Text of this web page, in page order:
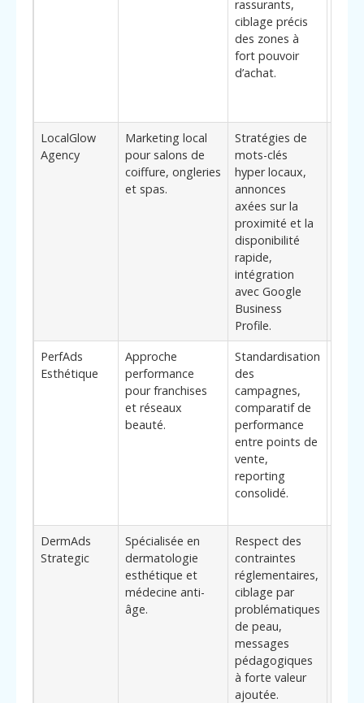
rassurants,
ciblage précis
des zones à
fort pouvoir
d’achat.
LocalGlow
Agency
Marketing local
pour salons de
coiffure, ongleries
et spas.
Stratégies de
mots-clés
hyper locaux,
annonces
axées sur la
proximité et la
disponibilité
rapide,
intégration
avec Google
Business
Profile.
PerfAds
Esthétique
Approche
performance
pour franchises
et réseaux
beauté.
Standardisation
des
campagnes,
comparatif de
performance
entre points de
vente,
reporting
consolidé.
DermAds
Strategic
Spécialisée en
dermatologie
esthétique et
médecine anti-
âge.
Respect des
contraintes
réglementaires,
ciblage par
problématiques
de peau,
messages
pédagogiques
à forte valeur
ajoutée.